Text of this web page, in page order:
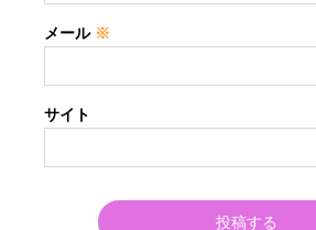
メール ※
サイト